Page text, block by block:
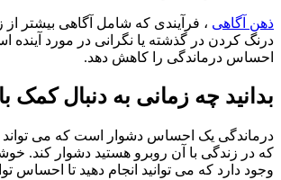
ذهن آگاهی ، فرآیندی که شامل آگاهی بیشتر
درنگ کردن در گذشته یا نگرانی در مورد
احساس درماندگی را کاهش دهد.
بدانید چه زمانی به دنبال کمک
درماندگی یک احساس دشوار است که می تواند
که در زندگی با آن روبرو هستید دشوار کند.
وجود دارد که می توانید انجام دهید تا احساس